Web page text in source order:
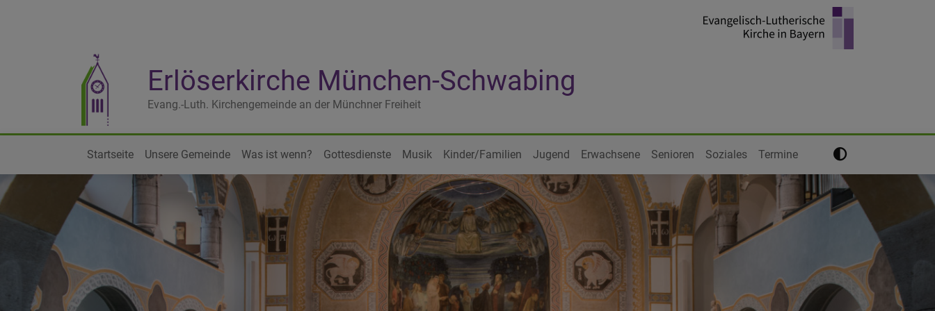
Erlöserkirche München-Schwabing
Evang.-Luth. Kirchengemeinde an der Münchner Freiheit
Hauptnavigation
Startseite Unsere Gemeinde Was ist wenn? Gottesdienste Musik Kinder/Familien Jugend Erwachsene Senioren Soziales Termine